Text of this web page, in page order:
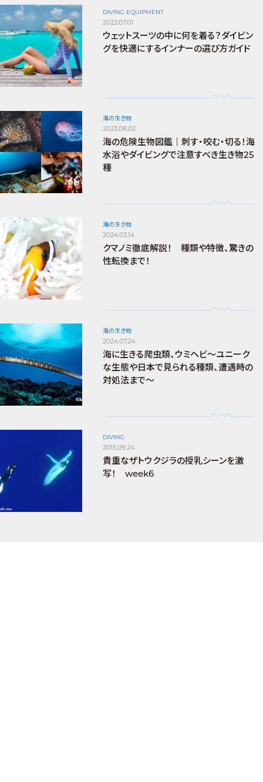
DIVING EQUIPMENT
2022.07.01
ウェットスーツの中に何を着る？ダイビン
グを快適にするインナーの選び方ガイド
海の生き物
2023.08.02
海の危険生物図鑑｜刺す・咬む・切る！海
水浴やダイビングで注意すべき生き物25
種
海の生き物
2024.03.14
クマノミ徹底解説！ 種類や特徴、驚きの
性転換まで！
海の生き物
2024.07.24
海に生きる爬虫類、ウミヘビ～ユニーク
な生態や日本で見られる種類、遭遇時の
対処法まで～
DIVING
2015.09.24
貴重なザトウクジラの授乳シーンを激
写！ week6